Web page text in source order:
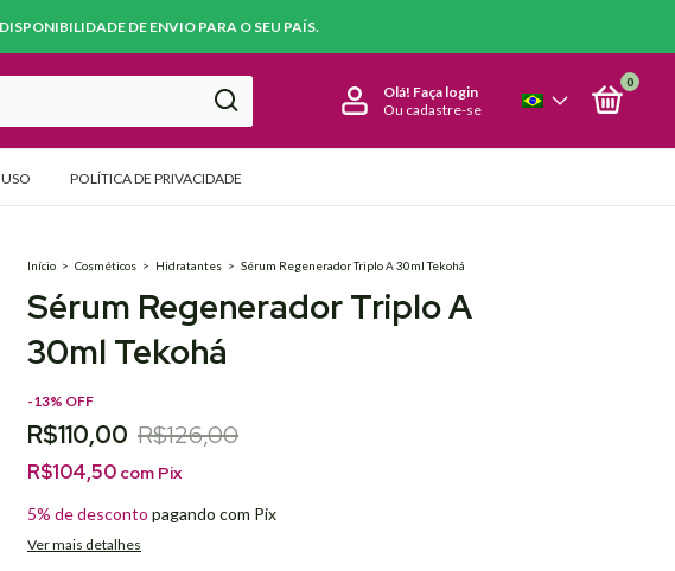
DE ENVIO PARA O SEU PAÍS.
Olá! Faça login
Ou cadastre-se
0
POLÍTICA DE PRIVACIDADE
Início > Cosméticos > Hidratantes > Sérum Regenerador Triplo A 30ml Tekohá
Sérum Regenerador Triplo A
30ml Tekohá
-13% OFF
R$110,00 R$126,00
R$104,50 com Pix
5% de desconto pagando com Pix
Ver mais detalhes